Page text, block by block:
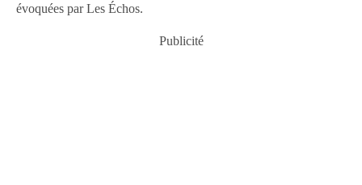
évoquées par Les Échos.
Publicité